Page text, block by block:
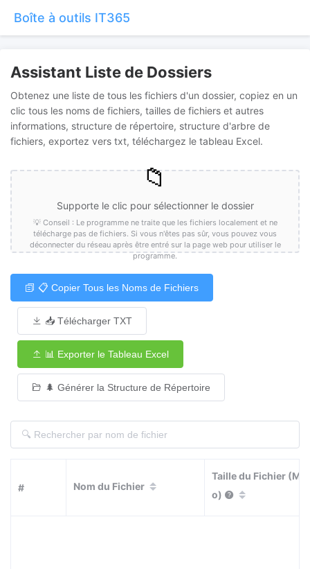
Boîte à outils IT365
Assistant Liste de Dossiers
Obtenez une liste de tous les fichiers d'un dossier, copiez en un
clic tous les noms de fichiers, tailles de fichiers et autres
informations, structure de répertoire, structure d'arbre de
fichiers, exportez vers txt, téléchargez le tableau Excel.
📁
Supporte le clic pour sélectionner le dossier
💡 Conseil : Le programme ne traite que les fichiers localement et ne
télécharge pas de fichiers. Si vous n'êtes pas sûr, vous pouvez vous
déconnecter du réseau après être entré sur la page web pour utiliser le
programme.
📋 Copier Tous les Noms de Fichiers
📥 Télécharger TXT
📊 Exporter le Tableau Excel
🌲 Générer la Structure de Répertoire
# Nom du Fichier
Taille du Fichier (M
o)